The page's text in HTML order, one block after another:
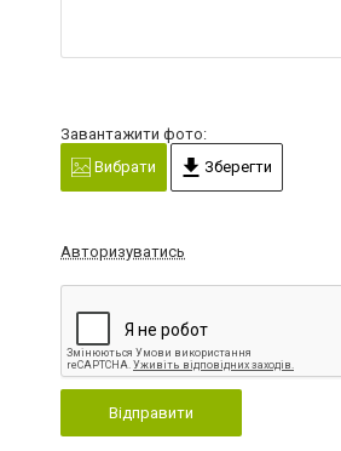
Завантажити фото:
Вибрати
Зберегти
Авторизуватись
Відправити